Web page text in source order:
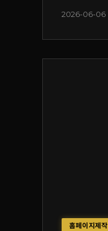
2026-06-06
홈페이지제작